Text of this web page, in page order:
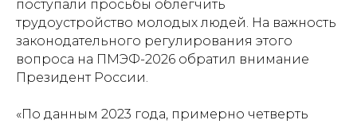
поступали просьбы облегчить
трудоустройство молодых людей. На важность
законодательного регулирования этого
вопроса на ПМЭФ-2026 обратил внимание
Президент России.
«По данным 2023 года, примерно четверть